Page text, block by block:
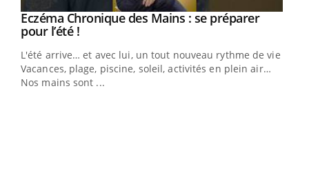
Youtube
Eczéma Chronique des Mains : se préparer
pour l’été !Youtube
L'été arrive… et avec lui, un tout nouveau rythme de vie !
Vacances, plage, piscine, soleil, activités en plein air…
Nos mains sont ...